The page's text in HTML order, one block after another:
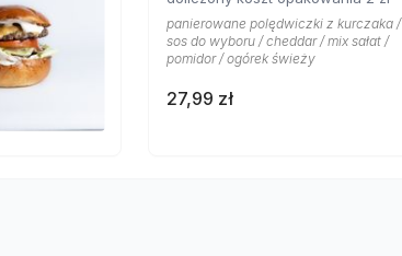
panierowane polędwiczki z kurczaka /
sos do wyboru / cheddar / mix sałat /
pomidor / ogórek świeży
27,99 zł